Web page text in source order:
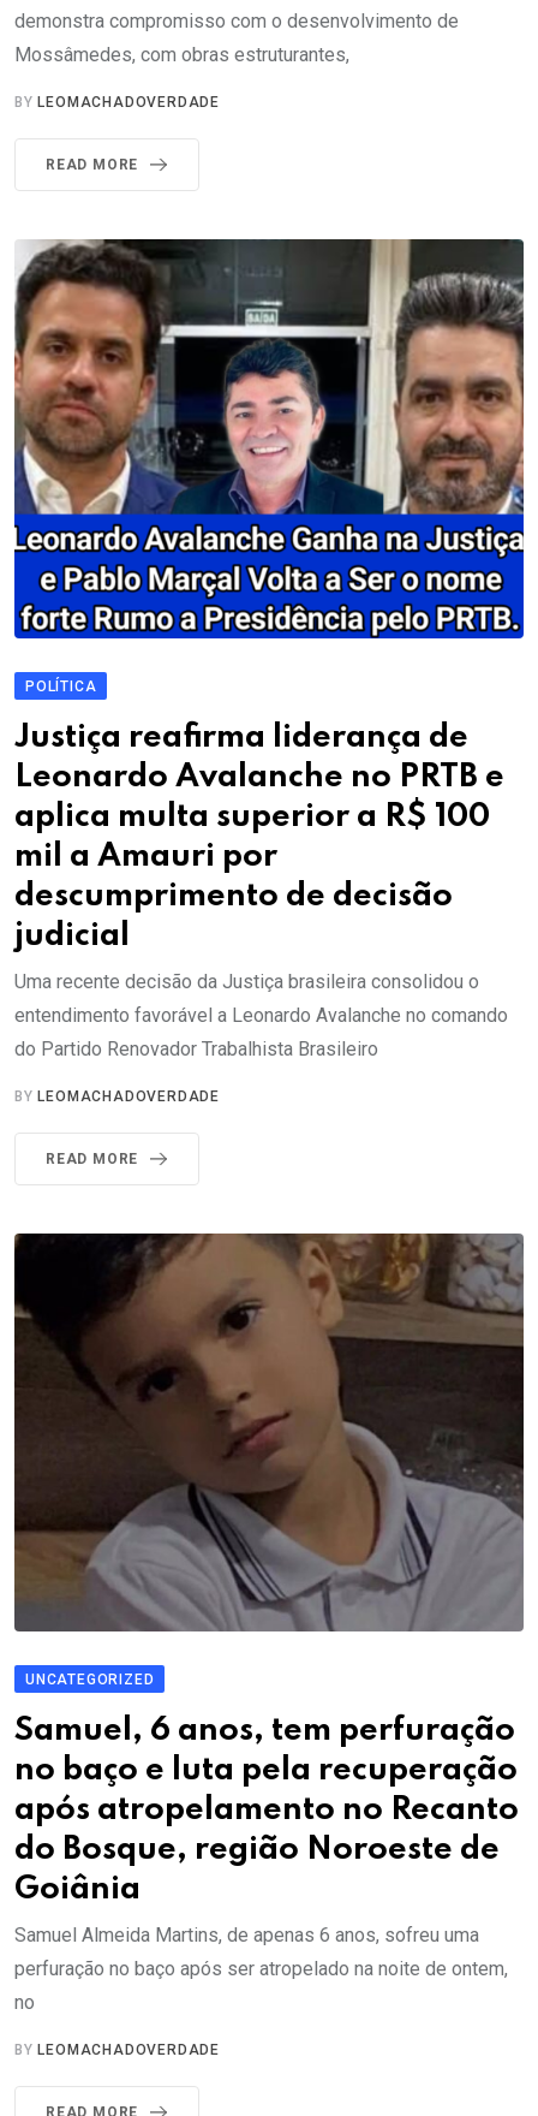
demonstra compromisso com o desenvolvimento de
Mossâmedes, com obras estruturantes,
BY LEOMACHADOVERDADE
READ MORE
POLÍTICA
Justiça reafirma liderança de
Leonardo Avalanche no PRTB e
aplica multa superior a R$ 100
mil a Amauri por
descumprimento de decisão
judicial
Uma recente decisão da Justiça brasileira consolidou o
entendimento favorável a Leonardo Avalanche no comando
do Partido Renovador Trabalhista Brasileiro
BYLEOMACHADOVERDADE
READ MORE
UNCATEGORIZED
Samuel, 6 anos, tem perfuração
no baço e luta pela recuperação
após atropelamento no Recanto
do Bosque, região Noroeste de
Goiânia
Samuel Almeida Martins, de apenas 6 anos, sofreu uma
perfuração no baço após ser atropelado na noite de ontem,
no
BY LEOMACHADOVERDADE